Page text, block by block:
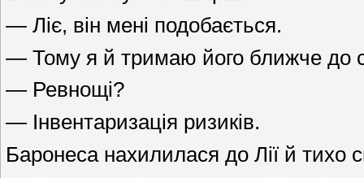
— Ліє, він мені подобається.
— Тому я й тримаю його ближче до
— Ревнощі?
— Інвентаризація ризиків.
Баронеса нахилилася до Лії й тихо